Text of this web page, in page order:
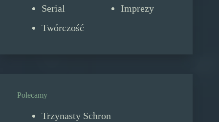
Serial
Twórczość
Imprezy
Polecamy
Trzynasty Schron